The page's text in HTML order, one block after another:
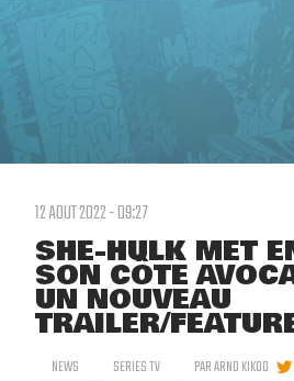
12 AOUT 2022 - 09:27
SHE-HULK MET
SON CÔTÉ
UN NOUVEAU
TRAILER/
NEWS SERIES TV PARARNO KIKOO